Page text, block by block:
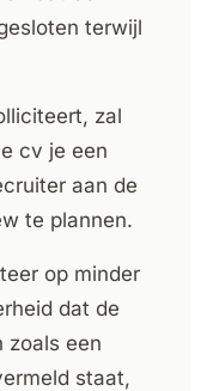
terwijl
zal
cv je een
aan de
te plannen.
op minder
dat de
zoals een
staat,